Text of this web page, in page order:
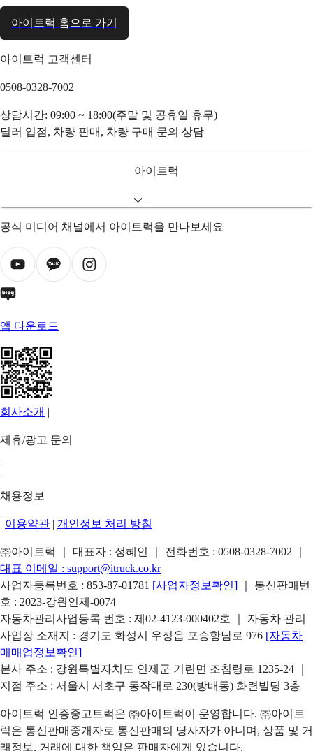
아이트럭 홈으로 가기
아이트럭 고객센터
0508-0328-7002
상담시간: 09:00 ~ 18:00(주말 및 공휴일 휴무)
딜러 입점, 차량 판매, 차량 구매 문의 상담
아이트럭
공식 미디어 채널에서 아이트럭을 만나보세요
앱 다운로드
회사소개 |
제휴/광고 문의
|
채용정보
| 이용약관 | 개인정보 처리 방침
㈜아이트럭 ｜ 대표자 : 정혜인 ｜ 전화번호 : 0508-0328-7002
대표 이메일 : support@itruck.co.kr
사업자등록번호 : 853-87-01781 [사업자정보확인]
｜ 통신판매번
호 : 2023-강원인제-0074
자동차관리사업등록 번호 : 제02-4123-000402호 ｜ 자동차 관리
사업장 소재지 : 경기도 화성시 우정읍 포승항남로 976 [자동차
매매업정보확인]
본사 주소 : 강원특별자치도 인제군 기린면 조침령로 1235-24 ｜
지점 주소 : 서울시 서초구 동작대로 230(방배동) 화련빌딩 3층
아이트럭 인증중고트럭은 ㈜아이트럭이 운영합니다. ㈜아이트
럭은 통신판매중개자로 통신판매의 당사자가 아니며, 상품 및 거
래정보, 거래에 대한 책임은 판매자에게 있습니다.